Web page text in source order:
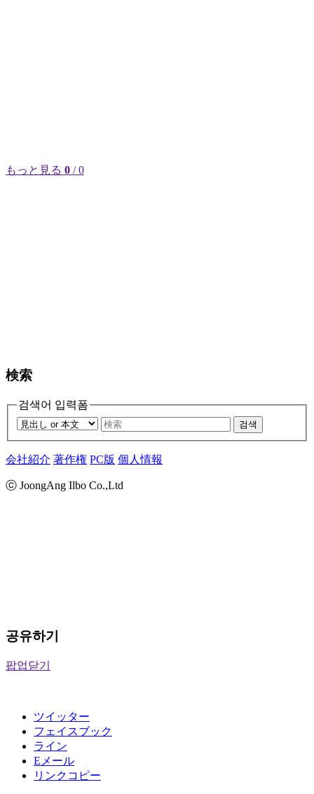
もっと見る 0 / 0
検索
검색어 입력폼
검색
会社紹介 著作権 PC版 個人情報
ⓒ JoongAng Ilbo Co.,Ltd
공유하기
팝업닫기
ツイッター
フェイスブック
ライン
Eメール
リンクコピー